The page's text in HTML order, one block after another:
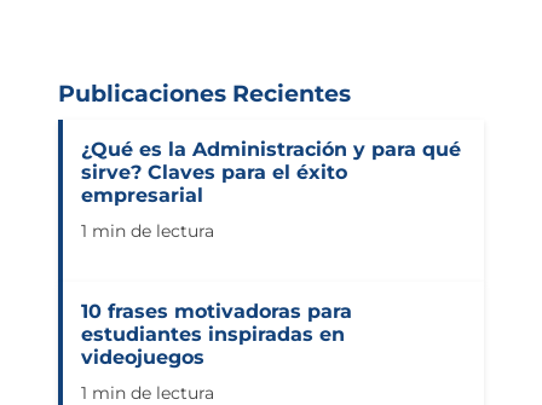
Publicaciones Recientes
¿Qué es la Administración y para qué
sirve? Claves para el éxito
empresarial
1 min de lectura
10 frases motivadoras para
estudiantes inspiradas en
videojuegos
1 min de lectura